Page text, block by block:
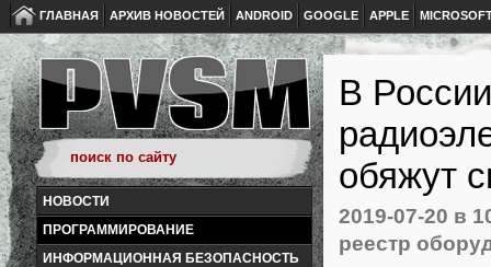
ГЛАВНАЯ АРХИВ НОВОСТЕЙ ANDROID GOOGLE APPLE
НОВОСТИ
ПРОГРАММИРОВАНИЕ
ИНФОРМАЦИОННАЯ БЕЗОПАСНОСТЬ
В
обяжут
2019-07-20 в
реестр